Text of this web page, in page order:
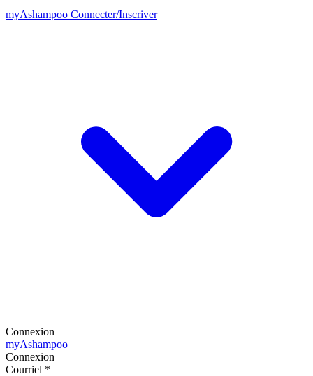
myAshampoo Connecter/Inscriver
Connexion
myAshampoo
Connexion
Courriel *